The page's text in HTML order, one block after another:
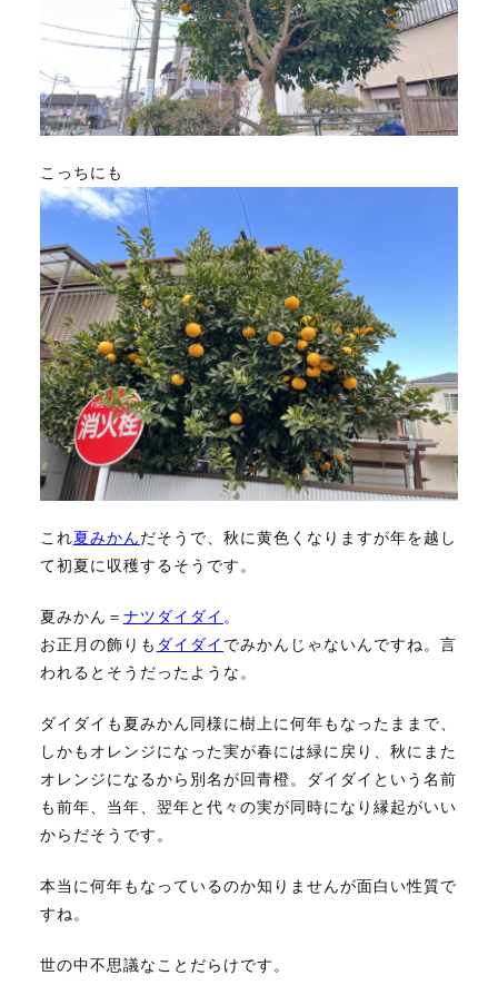
こっちにも
これ夏みかんだそうで、秋に黄色くなりますが年を越し
て初夏に収穫するそうです。
夏みかん＝ ナツダイダイ 。
お正月の飾りも ダイダイ でみかんじゃないんですね。言
われるとそうだったような。
ダイダイも夏みかん同様に樹上に何年もなったままで、
しかもオレンジになった実が春には緑に戻り、秋にまた
オレンジになるから別名が回青橙。ダイダイという名前
も前年、当年、翌年と代々の実が同時になり縁起がいい
からだそうです。
本当に何年もなっているのか知りませんが面白い性質で
すね。
世の中不思議なことだらけです。